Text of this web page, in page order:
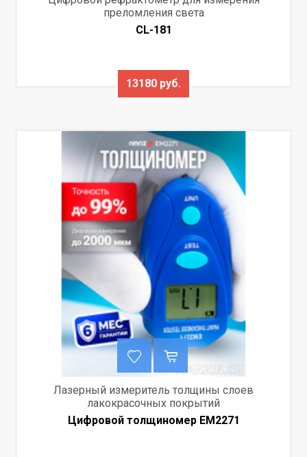
преломления света
CL-181
13180 руб.
Лазерный измеритель толщины слоев
лакокрасочных покрытий
Цифровой толщиномер EM2271